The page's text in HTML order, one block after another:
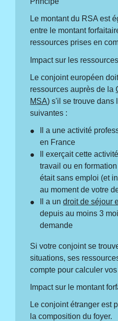
Le montant du RSA est
entre le montant
ressources prises en
Impact sur les
Le conjoint européen
ressources auprès de la
MSA) s'il se trouve dans
suivantes :
Il a une activité
en France
Il exerçait cette
travail ou en
était sans emploi (et
au moment de votre
Il a undroit de séjour
depuis au moins 3
demande
Si votre conjoint se
situations, ses
compte pour calculer
Impact sur le montant
Le conjoint étranger est
la composition du foyer.